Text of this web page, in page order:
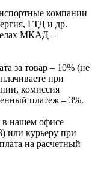
компании
ГТД и др.
МКАД –
за товар – 10% (не
при
комиссия
платеж – 3%.
в нашем офисе
или курьеру при
на расчетный